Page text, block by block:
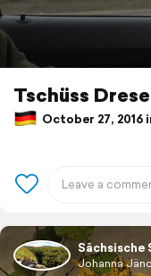
Tschüss
October 27, 2016
Sächsische
Johanna